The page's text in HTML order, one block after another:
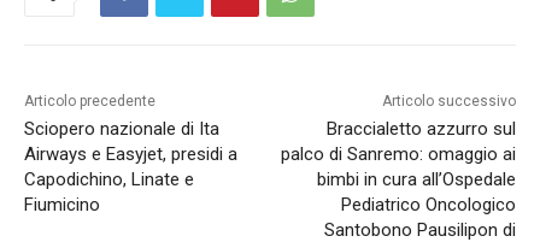
Articolo precedente
Sciopero nazionale di Ita
Airways e Easyjet, presidi a
Capodichino, Linate e
Fiumicino
Articolo successivo
Braccialetto azzurro sul
palco di Sanremo: omaggio ai
bimbi in cura all’Ospedale
Pediatrico Oncologico
Santobono Pausilipon di